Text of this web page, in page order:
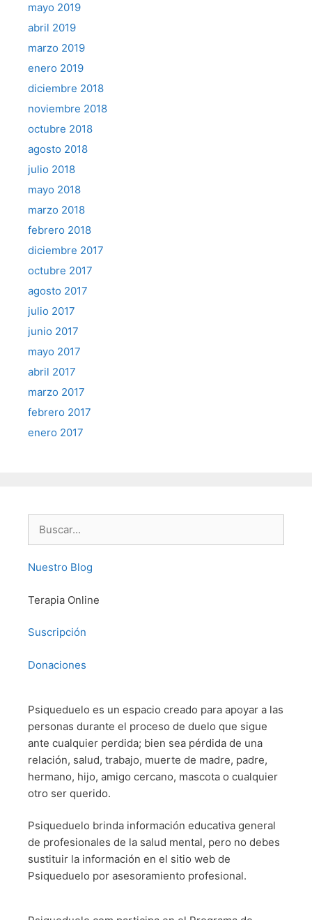
mayo 2019
abril 2019
marzo 2019
enero 2019
diciembre 2018
noviembre 2018
octubre 2018
agosto 2018
julio 2018
mayo 2018
marzo 2018
febrero 2018
diciembre 2017
octubre 2017
agosto 2017
julio 2017
junio 2017
mayo 2017
abril 2017
marzo 2017
febrero 2017
enero 2017
Nuestro Blog
Terapia Online
Suscripción
Donaciones
Psiqueduelo es un espacio creado para apoyar a las
personas durante el proceso de duelo que sigue
ante cualquier perdida; bien sea pérdida de una
relación, salud, trabajo, muerte de madre, padre,
hermano, hijo, amigo cercano, mascota o cualquier
otro ser querido.
Psiqueduelo brinda información educativa general
de profesionales de la salud mental, pero no debes
sustituir la información en el sitio web de
Psiqueduelo por asesoramiento profesional.